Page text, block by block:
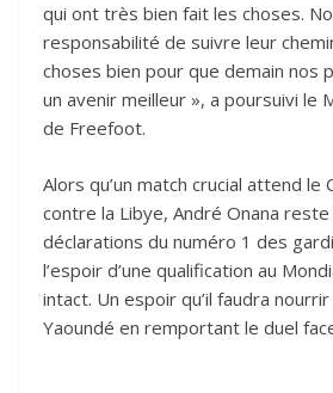
qui ont très bien fait les choses.
responsabilité de suivre leur
choses bien pour que demain nos
un avenir meilleur », a poursuivi le
de Freefoot.
Alors qu’un match crucial attend le
contre la Libye, André Onana
déclarations du numéro 1 des
l’espoir d’une qualification au
intact. Un espoir qu’il faudra
Yaoundé en remportant le duel